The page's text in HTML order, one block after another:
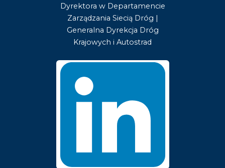
Dyrektora w Departamencie
Zarządzania Siecią Dróg |
Generalna Dyrekcja Dróg
Krajowych i Autostrad